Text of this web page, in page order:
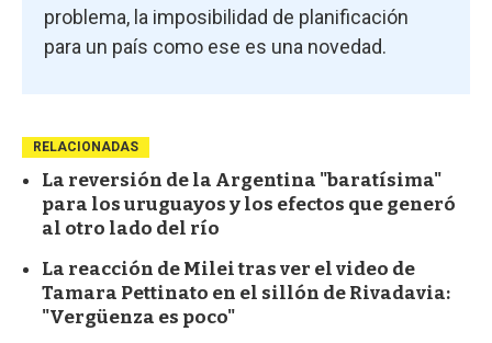
problema, la imposibilidad de planificación
para un país como ese es una novedad.
RELACIONADAS
La reversión de la Argentina "baratísima"
para los uruguayos y los efectos que generó
al otro lado del río
La reacción de Milei tras ver el video de
Tamara Pettinato en el sillón de Rivadavia:
"Vergüenza es poco"